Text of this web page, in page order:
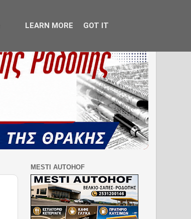
MESTI AUTOHOF
LEARN MORE GOT IT